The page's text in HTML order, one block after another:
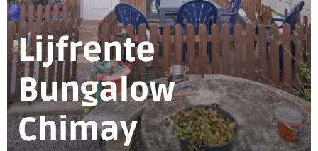
Lijfrente
Bungalow
Chimay